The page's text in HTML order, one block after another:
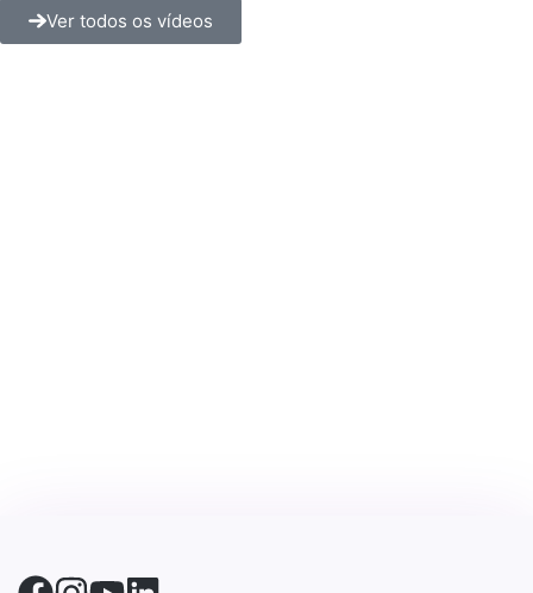
Ver todos os vídeos